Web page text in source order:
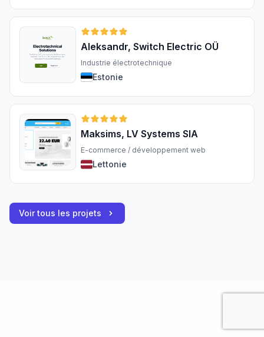
Aleksandr, Switch Electric OÜ
Industrie électrotechnique
Estonie
Maksims, LV Systems SIA
E-commerce / développement web
Lettonie
Voir tous les projets